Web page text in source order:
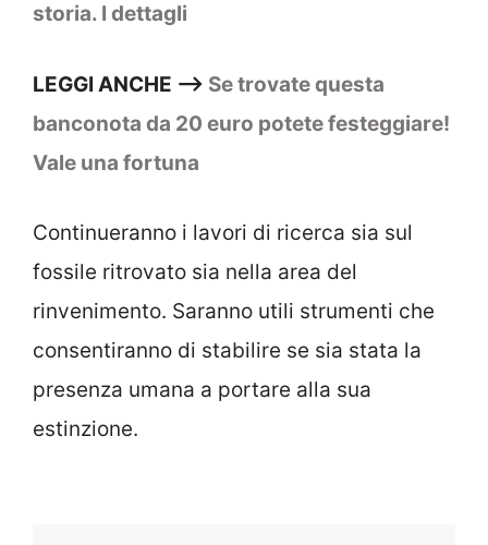
storia. I dettagli
LEGGI ANCHE –> Se trovate questa
banconota da 20 euro potete festeggiare!
Vale una fortuna
Continueranno i lavori di ricerca sia sul
fossile ritrovato sia nella area del
rinvenimento. Saranno utili strumenti che
consentiranno di stabilire se sia stata la
presenza umana a portare alla sua
estinzione.